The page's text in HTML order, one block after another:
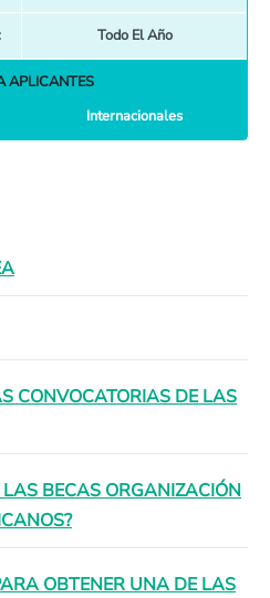
Todo El Año
APLICANTES
Internacionales
CONVOCATORIAS DE LAS
BECAS ORGANIZACIÓN
OBTENER UNA DE LAS